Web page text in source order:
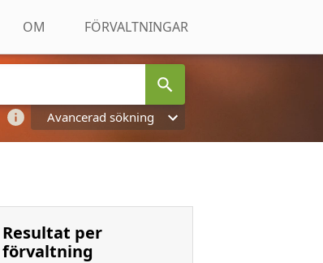
OM FÖRVALTNINGAR
Avancerad sökning
Resultat per
förvaltning